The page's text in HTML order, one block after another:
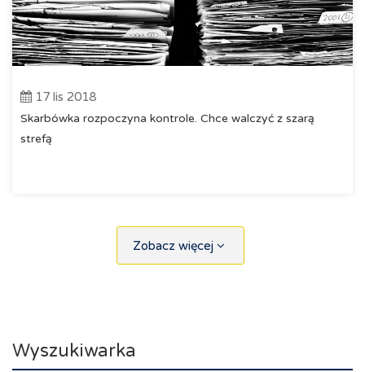
17 lis 2018
Skarbówka rozpoczyna kontrole. Chce walczyć z szarą
strefą
Zobacz więcej
Wyszukiwarka